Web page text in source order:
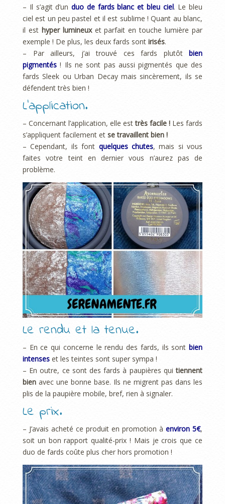
– Il s’agit d’un duo de fards blanc et bleu ciel. Le bleu
ciel est un peu pastel et il est sublime ! Quant au blanc,
il est hyper lumineuxet parfait en touche lumière par
exemple ! De plus, les deux fards sont irisés.
– Par ailleurs, j’ai trouvé ces fards plutôt bien
pigmentés ! Ils ne sont pas aussi pigmentés que des
fards Sleek ou Urban Decay mais sincèrement, ils se
défendent très bien !
L’application.
– Concernant l’application, elle esttrès facile ! Les fards
s’appliquent facilement et se travaillent bien !
– Cependant, ils font quelques chutes, mais si vous
faites votre teint en dernier vous n’aurez pas de
problème.
Le rendu et la tenue.
– En ce qui concerne le rendu des fards, ils sont bien
intenses et les teintes sont super sympa !
– En outre, ce sont des fards à paupières quitiennent
bien avec une bonne base. Ils ne migrent pas dans les
plis de la paupière mobile, bref, rien à signaler.
Le prix.
– J’avais acheté ce produit en promotion à environ 5€,
soit un bon rapport qualité-prix ! Mais je crois que ce
duo de fards coûte plus cher hors promotion !